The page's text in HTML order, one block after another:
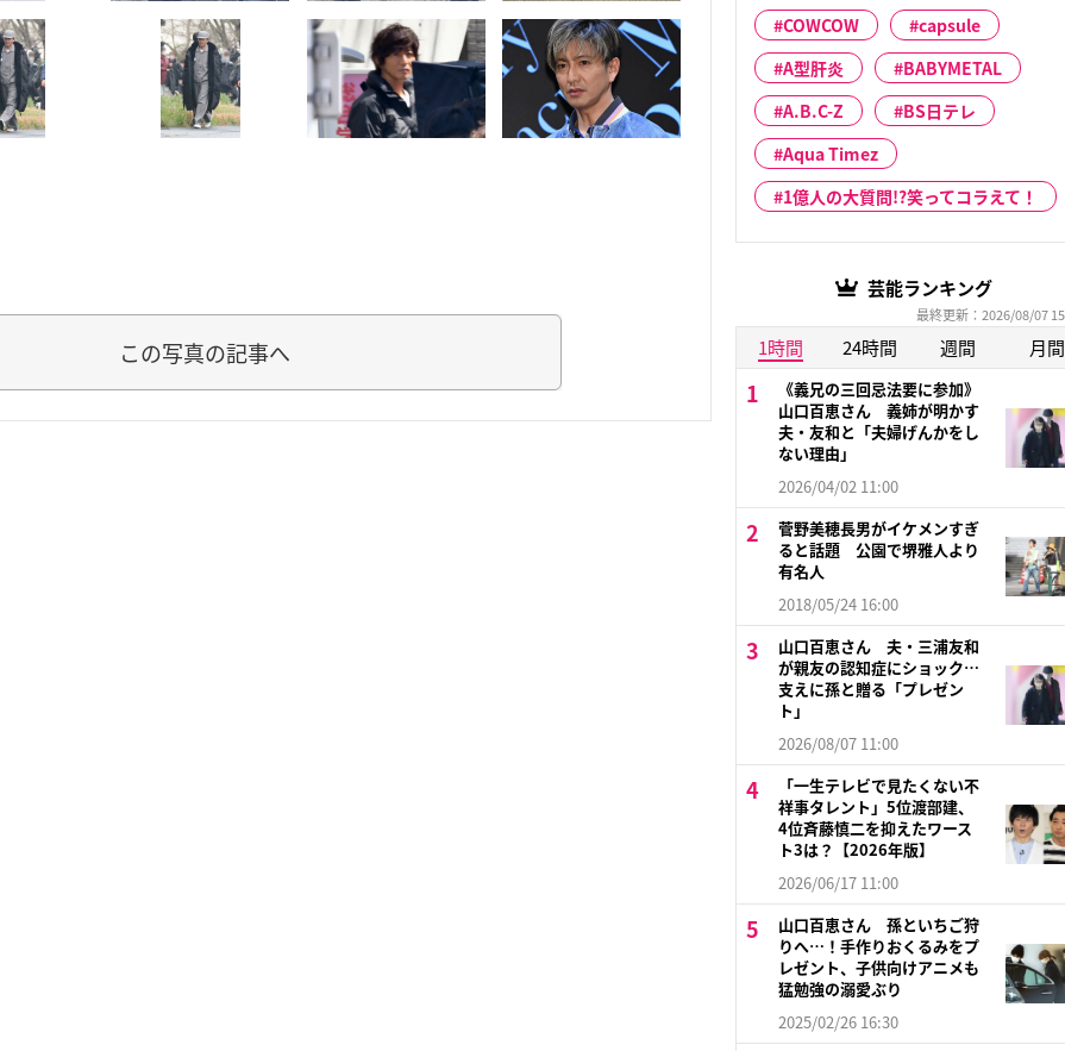
この写真の記事へ
COWCOW
capsule
A型肝炎
BABYMETAL
A.B.C-Z
BS日テレ
Aqua Timez
1億人の大質問!?笑ってコラえて！
芸能ランキング
最終更新：2026/08/07
1時間 24時間 週間 月間
《義兄の三回忌法要に参加》
山口百恵さん 義姉が明かす
夫・友和と「夫婦げんかをし
ない理由」
2026/04/02 11:00
菅野美穂長男がイケメンすぎ
ると話題 公園で堺雅人より
有名人
2018/05/24 16:00
山口百恵さん 夫・三浦友和
が親友の認知症にショック…
支えに孫と贈る「プレゼン
ト」
2026/08/07 11:00
「一生テレビで見たくない不
祥事タレント」5位渡部建、
4位斉藤慎二を抑えたワース
ト3は？【2026年版】
2026/06/17 11:00
山口百恵さん 孫といちご狩
りへ…！手作りおくるみをプ
レゼント、子供向けアニメも
猛勉強の溺愛ぶり
2025/02/26 16:30